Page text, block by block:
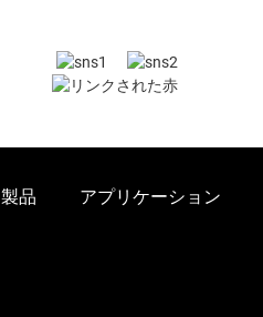
製品 アプリケーション